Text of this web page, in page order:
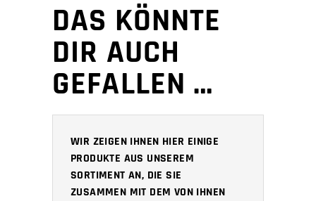
DAS KÖNNTE
DIR AUCH
GEFALLEN …
WIR ZEIGEN IHNEN HIER EINIGE
PRODUKTE AUS UNSEREM
SORTIMENT AN, DIE SIE
ZUSAMMEN MIT DEM VON IHNEN